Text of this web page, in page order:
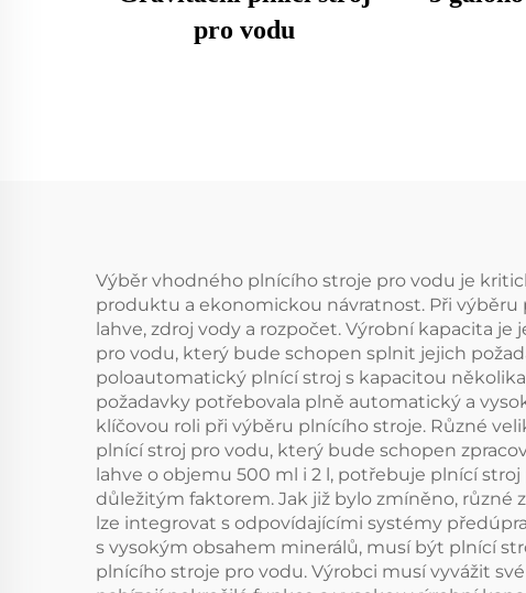
pro vodu
Výběr vhodného plnícího stroje pro vodu je
produktu a ekonomickou návratnost. Při
lahve, zdroj vody a rozpočet. Výrobní kapacita
pro vodu, který bude schopen splnit jejich
poloautomatický plnící stroj s kapacitou
požadavky potřebovala plně automatický a
klíčovou roli při výběru plnícího stroje. Různé
plnící stroj pro vodu, který bude schopen
lahve o objemu 500 ml i 2 l, potřebuje plnící
důležitým faktorem. Jak již bylo zmíněno, různé
lze integrovat s odpovídajícími systémy
s vysokým obsahem minerálů, musí být plnící
plnícího stroje pro vodu. Výrobci musí vyvážit